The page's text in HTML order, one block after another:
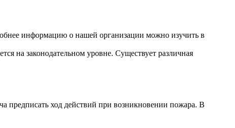
информацию о нашей организации можно изучить в
на законодательном уровне. Существует различная
предписать ход действий при возникновении пожара. В